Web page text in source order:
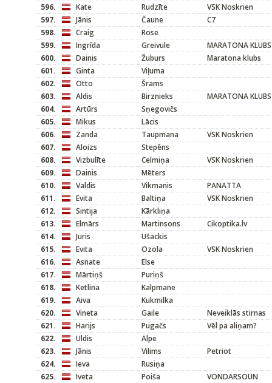
596.
Kate Rudzīte
VSK Noskrien
597.
Jānis Čaune
C7
598.
Craig
Rose
599.
Ingrīda Greivule
MARATONA KLUBS
600.
Dainis Žuburs
Maratona klubs
601.
Ginta
Viļuma
602.
Otto
Šrams
603.
Aldis Birznieks
MARATONA KLUBS
604.
Artūrs
Sņegovičs
605.
Mikus
Lācis
606.
Zanda Taupmana
VSK Noskrien
607.
Aloizs
Stepēns
608.
Vizbulīte Celmiņa
VSK Noskrien
609.
Dainis
Mēters
610.
Valdis Vikmanis
PANATTA
611.
Evita Baltiņa
VSK Noskrien
612.
Sintija
Kārkliņa
613.
Elmārs Martinsons
Cikoptika.lv
614.
Juris
Ušackis
615.
Evita Ozola
VSK Noskrien
616.
Asnate
Else
617.
Mārtiņš
Puriņš
618.
Ketlina
Kalpmane
619.
Aiva
Kukmilka
620.
Vineta Gaile
Neveiklās stirnas
621.
Harijs Pugačs
Vēl pa aliņam?
622.
Uldis
Alpe
623.
Jānis Vilims
Petriot
624.
Ieva
Rusiņa
625.
Iveta Poiša
VONDARSOUN